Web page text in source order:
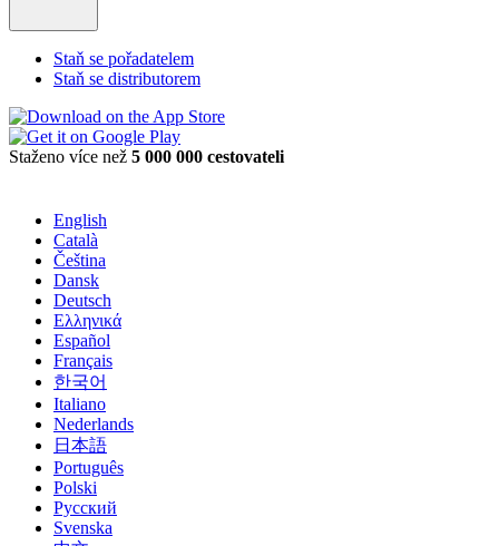
Staň se pořadatelem
Staň se distributorem
Staženo více než 5 000 000 cestovateli
English
Català
Čeština
Dansk
Deutsch
Ελληνικά
Español
Français
한국어
Italiano
Nederlands
日本語
Português
Polski
Русский
Svenska